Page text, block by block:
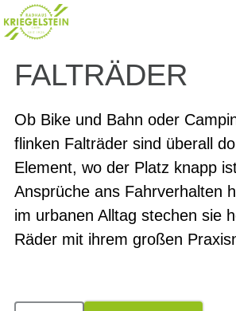
FALTRÄDER
Ob Bike und Bahn oder
flinken Falträder sind überall
Element, wo der Platz knapp
Ansprüche ans Fahrverhalten
im urbanen Alltag stechen sie
Räder mit ihrem großen